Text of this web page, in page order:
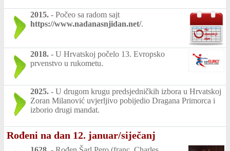
2015. - Počeo sa radom sajt
https://www.nadanasnjidan.net/.
2018. - U Hrvatskoj počelo 13. Evropsko
prvenstvo u rukometu.
2025. - U drugom krugu predsjedničkih izbora u Hrvatskoj
Zoran Milanović uvjerljivo pobijedio Dragana Primorca i
izborio drugi mandat.
Rođeni na dan 12. januar/siječanj